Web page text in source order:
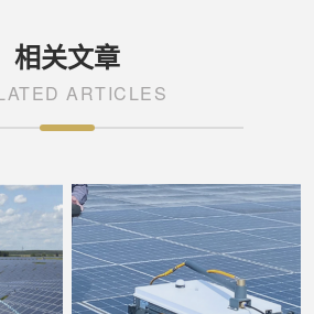
相关文章
ARTICLES